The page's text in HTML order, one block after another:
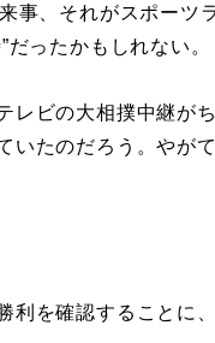
事、それがスポーツ
だったかもしれない。
ビの大相撲中継が
いたのだろう。やが
を確認することに